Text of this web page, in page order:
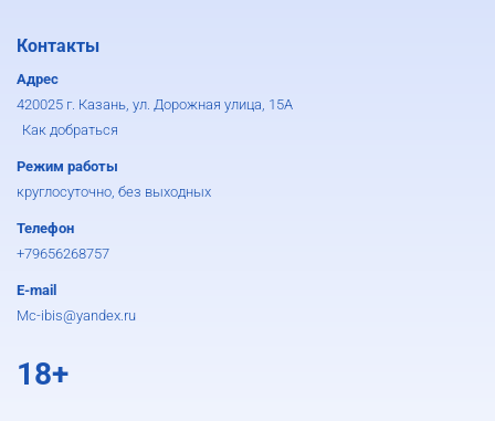
Контакты
Адрес
420025 г. Казань, ул. Дорожная улица, 15А
Как добраться
Режим работы
круглосуточно, без выходных
Телефон
+79656268757
E-mail
Mc-ibis@yandex.ru
18+